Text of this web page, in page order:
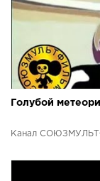
Голубой
Канал